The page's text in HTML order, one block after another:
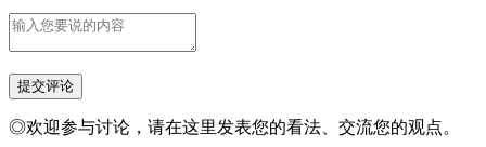
◎欢迎参与讨论，请在这里发表您的看法、交流您的观点。